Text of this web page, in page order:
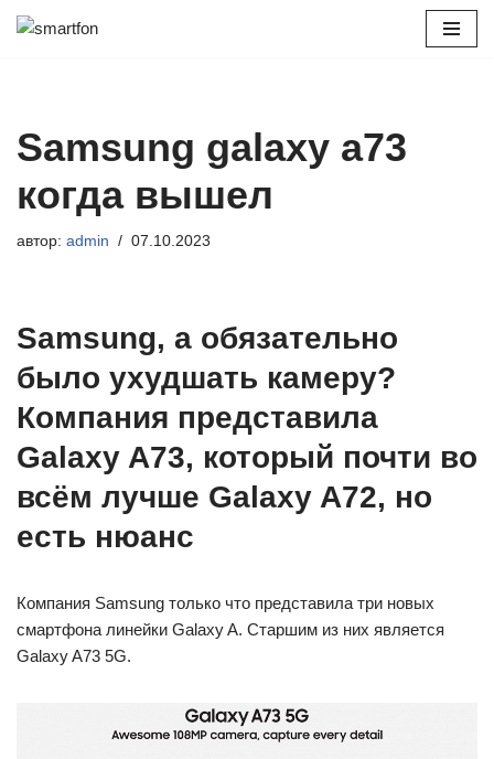
Samsung galaxy a73
когда вышел
автор: admin 07.10.2023
Samsung, а обязательно
было ухудшать камеру?
Компания представила
Galaxy A73, который почти во
всём лучше Galaxy A72, но
есть нюанс
Компания Samsung только что представила три новых
смартфона линейки Galaxy A. Старшим из них является
Galaxy A73 5G.